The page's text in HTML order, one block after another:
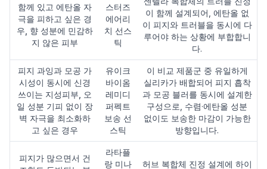
함께 있고 에탄올 자
극을 피하고 싶은 경
우, 향 성분에 민감하
지 않은 피부
스터즈
에어리
치 선스
틱
이 함께 설계되어, 에탄올 없
이 피지와 트러블을 동시에 다
루어야 하는 상황에 부합합니
다.
피지 과잉과 모공 가
시성이 동시에 신경
쓰이는 지성피부, 오
일 성분 기피 없이 장
벽 자극을 최소화하
고 싶은 경우
유이크
바이옴
레미디
퍼펙트
보송 선
스틱
이 비교 제품군 중 유일하게
실리카가 배합되어 피지 흡착
과 모공 블러를 동시에 설계한
구성으로, 수렴·에탄올 성분
없이도 보송한 마감이 가능한
방향입니다.
피지가 많으면서 건
라타플
랑 미나
허브 복합체 진정 설계에 하이